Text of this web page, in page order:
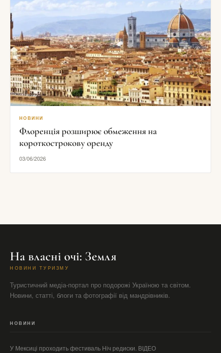
НОВИНИ
Флоренція розширює обмеження на
короткострокову оренду
03/06/2026
На власні очі: Земля
НОВИНИ ТУРИЗМУ
Туристичний медіа-портал про подорожі Україною та світом.
Новини, статті, блоги та фотографії від мандрівників.
НОВИНИ
У Мексиці проходить фестиваль Ніч редиски. ВІДЕО